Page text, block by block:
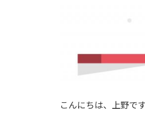
こんにちは、上野です